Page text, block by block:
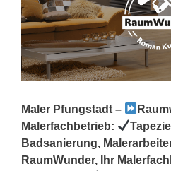
Maler Pfungstadt –
Malerfachbetrieb:
Badsanierung,
RaumWunder, Ihr